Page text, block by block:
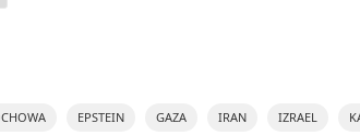
EPSTEIN GAZA IRAN IZRAEL